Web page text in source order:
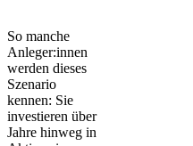
So manche
Anleger:innen
werden dieses
Szenario
kennen: Sie
investieren über
Jahre hinweg in